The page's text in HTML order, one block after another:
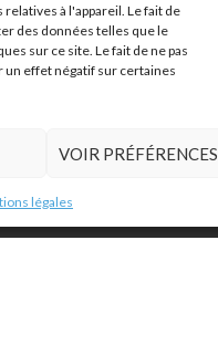
à l'appareil. Le fait de
des données telles que le
sur ce site. Le fait de ne pas
effet négatif sur certaines
VOIR PRÉFÉRENCES
légales